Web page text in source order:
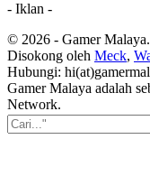
- Iklan -
© 2026 - Gamer
Disokong oleh Meck,
Hubungi:
Gamer Malaya adalah
Network.